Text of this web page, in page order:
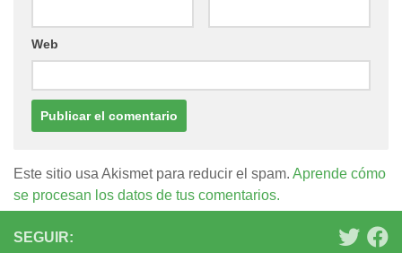
Web
Este sitio usa Akismet para reducir el spam. Aprende cómo
se procesan los datos de tus comentarios.
SEGUIR: